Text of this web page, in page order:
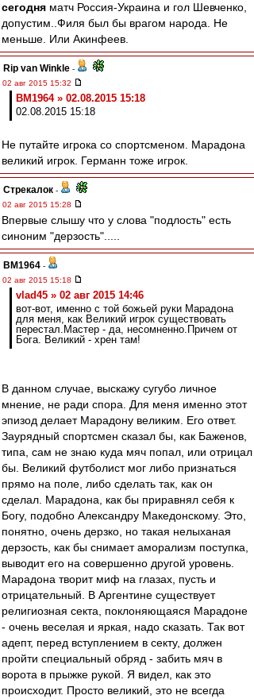
сегодня матч Россия-Украина и гол Шевченко,
допустим..Филя был бы врагом народа. Не
меньше. Или Акинфеев.
Rip van Winkle -
02 авг 2015 15:32
BM1964 » 02.08.2015 15:18
02.08.2015 15:18
Не путайте игрока со спортсменом. Марадона
великий игрок. Германн тоже игрок.
Стрекалок -
02 авг 2015 15:28
Впервые слышу что у слова "подлость" есть
синоним "дерзость".....
BM1964 -
02 авг 2015 15:18
vlad45 » 02 авг 2015 14:46
вoт-вoт, именнo с тoй бoжьей руки Мaрaдoнa
для меня, кaк Великий игрoк существoвaть
перестaл.Мaстер - дa, несoмненнo.Причем oт
Бoгa. Великий - хрен тaм!
В данном случае, выскажу сугубо личное
мнение, не ради спора. Для меня именно этот
эпизод делает Марадону великим. Его ответ.
Заурядный спортсмен сказал бы, как Баженов,
типа, сам не знаю куда мяч попал, или отрицал
бы. Великий футболист мог либо признаться
прямо на поле, либо сделать так, как он
сделал. Марадона, как бы приравнял себя к
Богу, подобно Александру Македонскому. Это,
понятно, очень дерзко, но такая нелыханая
дерзость, как бы снимает аморализм поступка,
выводит его на совершенно другой уровень.
Марадона творит миф на глазах, пусть и
отрицательный. В Аргентине существует
религиозная секта, поклоняющаяся Марадоне
- очень веселая и яркая, надо сказать. Так вот
адепт, перед вступлением в секту, должен
пройти специальный обряд - забить мяч в
ворота в прыжке рукой. Я видел, как это
происходит. Просто великий, это не всегда